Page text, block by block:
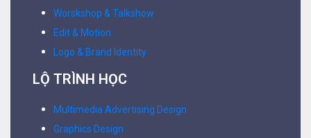
Worskshop & Talkshow
Edit & Motion
Logo & Brand Identity
LỘ TRÌNH HỌC
Multimedia Advertising Design
Graphics Design